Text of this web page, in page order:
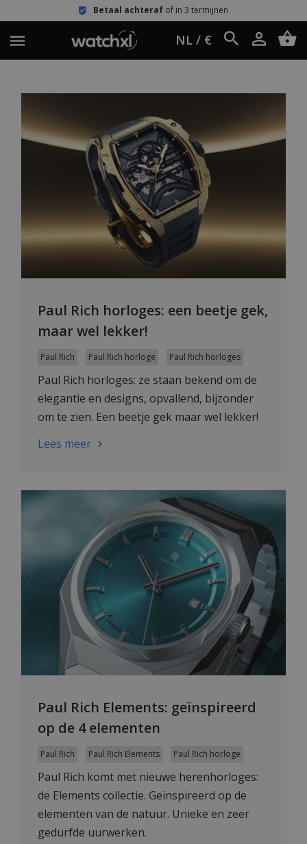
Betaal achteraf of in 3 termijnen
NL / €
Paul Rich horloges: een beetje gek,
maar wel lekker!
Paul Rich Paul Rich horloge Paul Rich horloges
Paul Rich horloges: ze staan bekend om de
elegantie en designs, opvallend, bijzonder
om te zien. Een beetje gek maar wel lekker!
Lees meer
Paul Rich Elements: geïnspireerd
op de 4 elementen
Paul Rich Paul Rich Elements Paul Rich horloge
Paul Rich komt met nieuwe herenhorloges:
de Elements collectie. Geïnspireerd op de
elementen van de natuur. Unieke en zeer
gedurfde uurwerken.